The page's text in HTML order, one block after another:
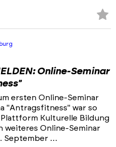
Online-Seminar
ersten Online-Seminar
"Antragsfitness" war so
Plattform Kulturelle Bildung
weiteres Online-Seminar
September …